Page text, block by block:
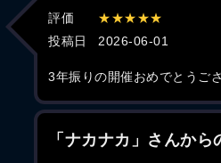
評価
★★★★★
投稿日
2026-06-01
3年振りの開催おめでとうご
「ナカナカ」さんから